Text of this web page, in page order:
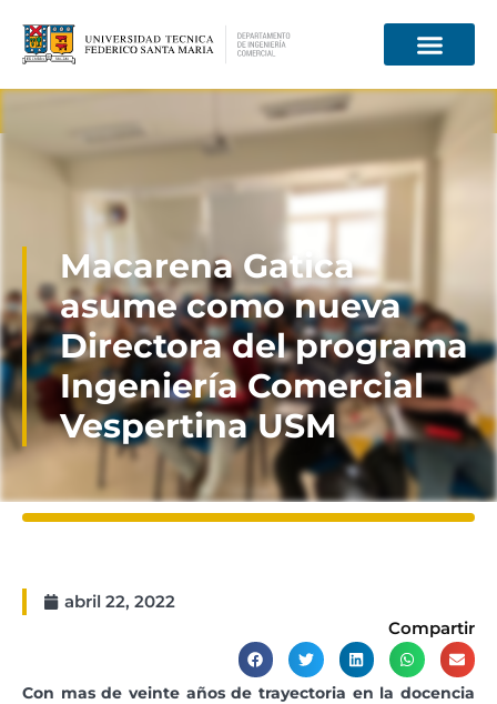
Información para
Macarena Gatica
asume como nueva
Directora del programa
Ingeniería Comercial
Vespertina USM
abril 22, 2022
Compartir
Con mas de veinte años de trayectoria en la docencia